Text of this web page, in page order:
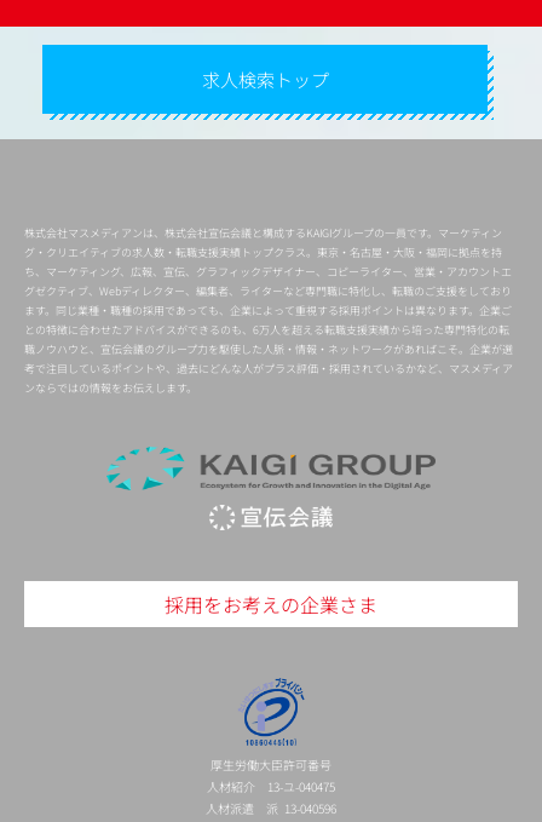
求人検索トップ
株式会社マスメディアンは、株式会社宣伝会議と構成するKAIGIグループの一員です。マーケティン
グ・クリエイティブの求人数・転職支援実績トップクラス。東京・名古屋・大阪・福岡に拠点を持
ち、マーケティング、広報、宣伝、グラフィックデザイナー、コピーライター、営業・アカウントエ
グゼクティブ、Webディレクター、編集者、ライターなど専門職に特化し、転職のご支援をしており
ます。同じ業種・職種の採用であっても、企業によって重視する採用ポイントは異なります。企業ご
との特徴に合わせたアドバイスができるのも、6万人を超える転職支援実績から培った専門特化の転
職ノウハウと、宣伝会議のグループ力を駆使した人脈・情報・ネットワークがあればこそ。企業が選
考で注目しているポイントや、過去にどんな人がプラス評価・採用されているかなど、マスメディア
ンならではの情報をお伝えします。
採用をお考えの企業さま
厚生労働大臣許可番号
人材紹介 13-ユ-040475
人材派遣 派 13-040596